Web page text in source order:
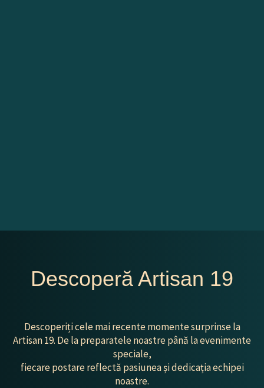
Descoperă Artisan 19
Descoperiți cele mai recente momente surprinse la
Artisan 19. De la preparatele noastre până la evenimente
speciale,
fiecare postare reflectă pasiunea și dedicația echipei
noastre.